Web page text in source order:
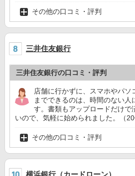
その他の口コミ・評判
三井住友銀行
三井住友銀行の口コミ・評判
店舗に行かずに、スマホやパソ
までできるのは、時間のない人
す。書類もアップロードだけで
いので、気軽に始められました。（20
その他の口コミ・評判
横浜銀行（カードローン）